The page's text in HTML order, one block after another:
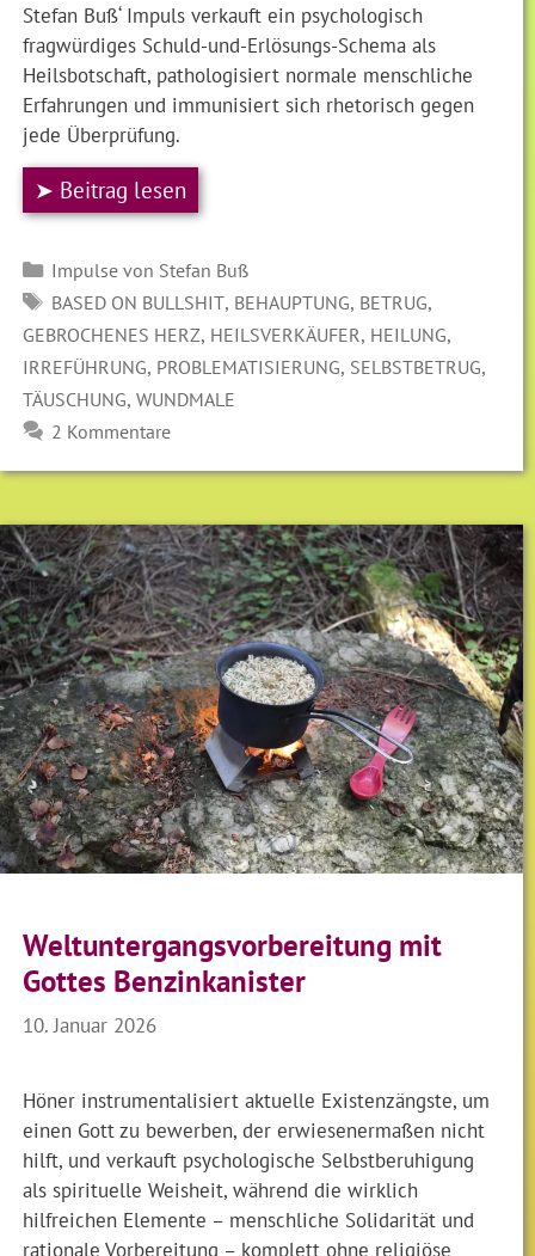
Stefan Buß‘ Impuls verkauft ein psychologisch
fragwürdiges Schuld-und-Erlösungs-Schema als
Heilsbotschaft, pathologisiert normale menschliche
Erfahrungen und immunisiert sich rhetorisch gegen
jede Überprüfung.
➤ Beitrag lesen
Kategorien
Impulse von Stefan Buß
SCHLAGWÖRTER
BASED ON BULLSHIT, BEHAUPTUNG, BETRUG,
GEBROCHENES HERZ, HEILSVERKÄUFER, HEILUNG,
IRREFÜHRUNG, PROBLEMATISIERUNG, SELBSTBETRUG,
TÄUSCHUNG,WUNDMALE
2 Kommentare
Weltuntergangsvorbereitung mit
Gottes Benzinkanister
10. Januar 2026
Höner instrumentalisiert aktuelle Existenzängste, um
einen Gott zu bewerben, der erwiesenermaßen nicht
hilft, und verkauft psychologische Selbstberuhigung
als spirituelle Weisheit, während die wirklich
hilfreichen Elemente – menschliche Solidarität und
rationale Vorbereitung – komplett ohne religiöse